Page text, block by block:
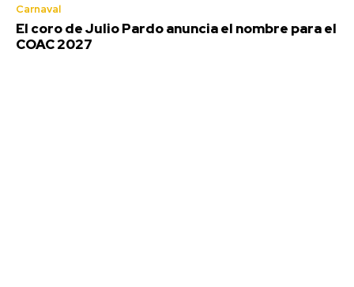
Carnaval
El coro de Julio Pardo anuncia el nombre para el
COAC 2027